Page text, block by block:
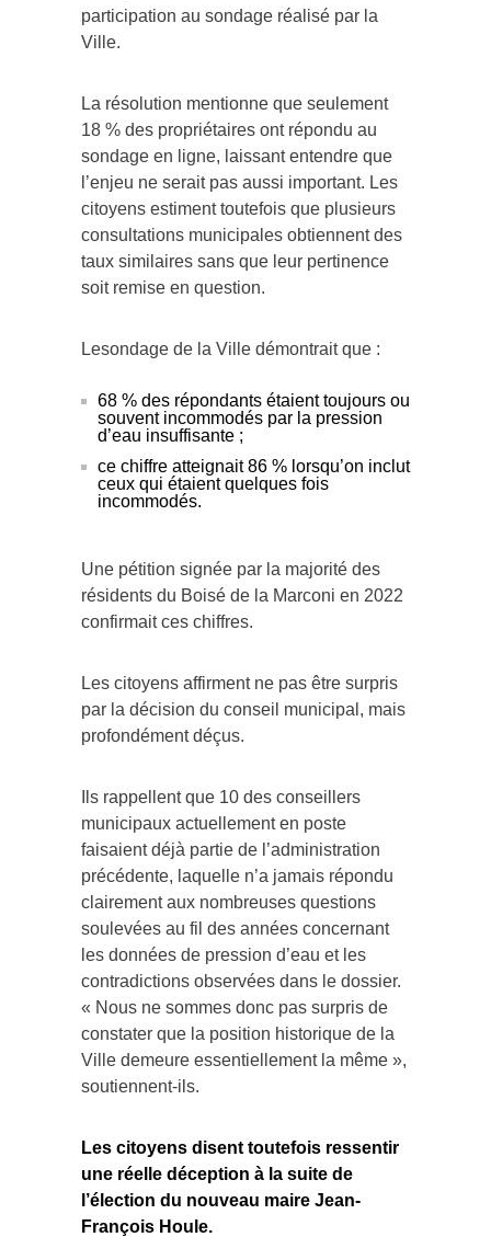
participation au sondage réalisé par la
Ville.
La résolution mentionne que seulement
18 % des propriétaires ont répondu au
sondage en ligne, laissant entendre que
l’enjeu ne serait pas aussi important. Les
citoyens estiment toutefois que plusieurs
consultations municipales obtiennent des
taux similaires sans que leur pertinence
soit remise en question.
Lesondage de la Ville démontrait que :
68 % des répondants étaient toujours ou
souvent incommodés par la pression
d’eau insuffisante ;
ce chiffre atteignait 86 % lorsqu’on inclut
ceux qui étaient quelques fois
incommodés.
Une pétition signée par la majorité des
résidents du Boisé de la Marconi en 2022
confirmait ces chiffres.
Les citoyens affirment ne pas être surpris
par la décision du conseil municipal, mais
profondément déçus.
Ils rappellent que 10 des conseillers
municipaux actuellement en poste
faisaient déjà partie de l’administration
précédente, laquelle n’a jamais répondu
clairement aux nombreuses questions
soulevées au fil des années concernant
les données de pression d’eau et les
contradictions observées dans le dossier.
« Nous ne sommes donc pas surpris de
constater que la position historique de la
Ville demeure essentiellement la même »,
soutiennent-ils.
Les citoyens disent toutefois ressentir
une réelle déception à la suite de
l’élection du nouveau maire Jean-
François Houle.